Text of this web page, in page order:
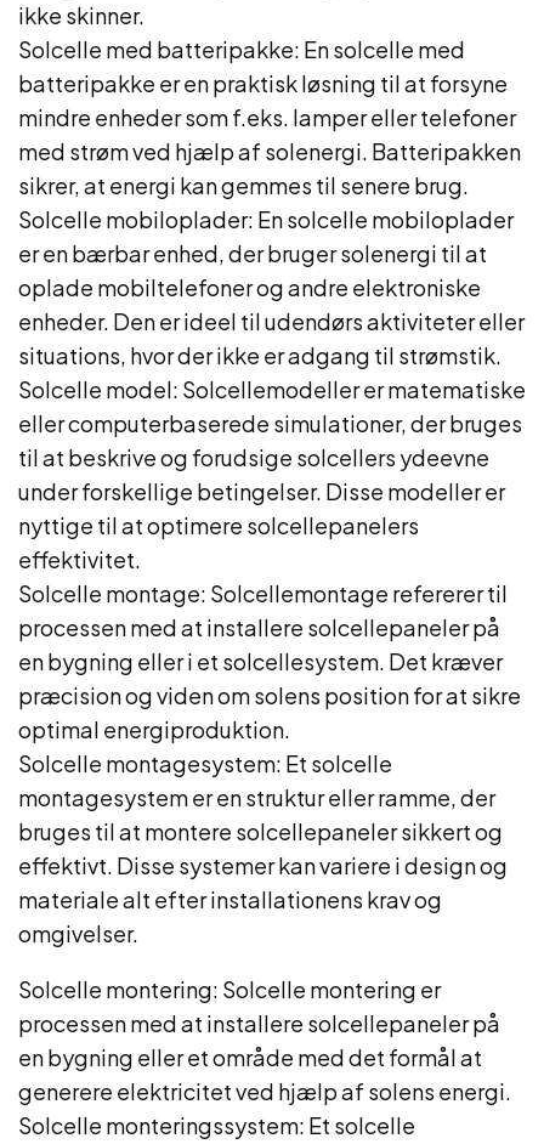
ikke skinner.
Solcelle med batteripakke: En solcelle med
batteripakke er en praktisk løsning til at forsyne
mindre enheder som f.eks. lamper eller telefoner
med strøm ved hjælp af solenergi. Batteripakken
sikrer, at energi kan gemmes til senere brug.
Solcelle mobiloplader: En solcelle mobiloplader
er en bærbar enhed, der bruger solenergi til at
oplade mobiltelefoner og andre elektroniske
enheder. Den er ideel til udendørs aktiviteter eller
situations, hvor der ikke er adgang til strømstik.
Solcelle model: Solcellemodeller er matematiske
eller computerbaserede simulationer, der bruges
til at beskrive og forudsige solcellers ydeevne
under forskellige betingelser. Disse modeller er
nyttige til at optimere solcellepanelers
effektivitet.
Solcelle montage: Solcellemontage refererer til
processen med at installere solcellepaneler på
en bygning eller i et solcellesystem. Det kræver
præcision og viden om solens position for at sikre
optimal energiproduktion.
Solcelle montagesystem: Et solcelle
montagesystem er en struktur eller ramme, der
bruges til at montere solcellepaneler sikkert og
effektivt. Disse systemer kan variere i design og
materiale alt efter installationens krav og
omgivelser.
Solcelle montering: Solcelle montering er
processen med at installere solcellepaneler på
en bygning eller et område med det formål at
generere elektricitet ved hjælp af solens energi.
Solcelle monteringssystem: Et solcelle